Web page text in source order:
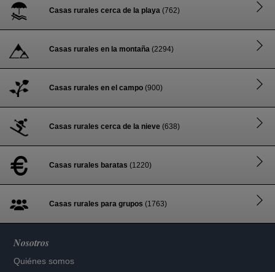
Casas rurales cerca de la playa (762)
Casas rurales en la montaña (2294)
Casas rurales en el campo (900)
Casas rurales cerca de la nieve (638)
Casas rurales baratas (1220)
Casas rurales para grupos (1763)
Nosotros
Quiénes somos